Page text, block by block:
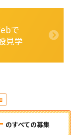
で
見学
のすべての募集